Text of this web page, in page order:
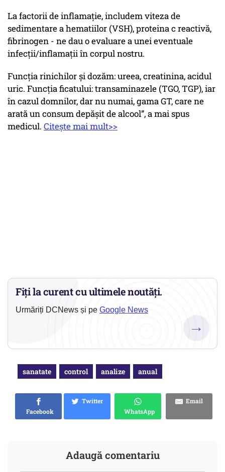
La factorii de inflamație, includem viteza de
sedimentare a hematiilor (VSH), proteina c reactivă,
fibrinogen - ne dau o evaluare a unei eventuale
infecții/inflamații în corpul nostru.
Funcția rinichilor și dozăm: ureea, creatinina, acidul
uric. Funcția ficatului: transaminazele (TGO, TGP), iar
în cazul domnilor, dar nu numai, gama GT, care ne
arată un consum depășit de alcool”, a mai spus
medicul. Citește mai mult>>
Fiți la curent cu ultimele noutăți.
Urmăriți DCNews și pe Google News
→
sanatate control analize anual
Facebook
Twitter
WhatsApp
Email
Adaugă comentariu